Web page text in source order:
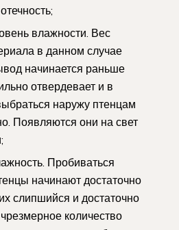
влажности. Вес
в данном случае
начинается раньше
отвердевает и в
наружу птенцам
Появляются они на свет
Пробиваться
начинают достаточно
слипшийся и достаточно
количество